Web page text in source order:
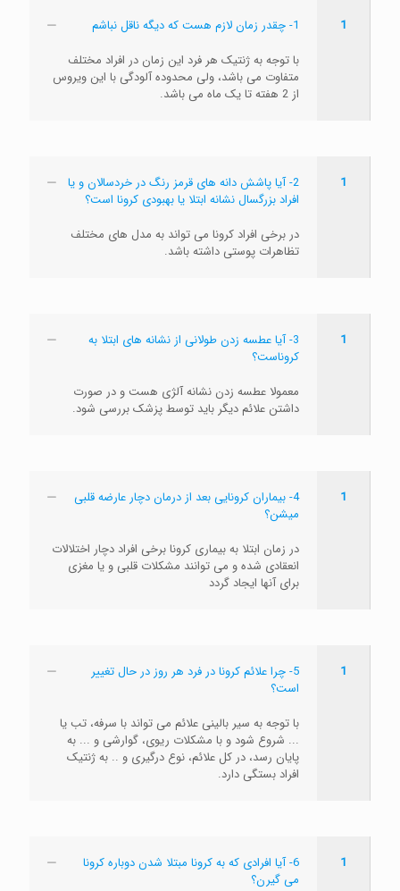
1
1- چقدر زمان لازم هست که دیگه ناقل نباشم
با توجه به ژنتیک هر فرد این زمان در افراد مختلف
متفاوت می باشد، ولی محدوده آلودگی با این ویروس
از 2 هفته تا یک ماه می باشد.
1
2- آیا پاشش دانه های قرمز رنگ در خردسالان و یا
افراد بزرگسال نشانه ابتلا یا بهبودی کرونا است؟
در برخی افراد کرونا می تواند به مدل های مختلف
تظاهرات پوستی داشته باشد.
1
3- آیا عطسه زدن طولانی از نشانه های ابتلا به
کروناست؟
معمولا عطسه زدن نشانه آلژی هست و در صورت
داشتن علائم دیگر باید توسط پزشک بررسی شود.
1
4- بیماران کرونایی بعد از درمان دچار عارضه قلبی
میشن؟
در زمان ابتلا به بیماری کرونا برخی افراد دچار اختلالات
انعقادی شده و می توانند مشکلات قلبی و یا مغزی
برای آنها ایجاد گردد
1
5- چرا علائم کرونا در فرد هر روز در حال تغییر
است؟
با توجه به سیر بالینی علائم می تواند با سرفه، تب یا
... شروع شود و با مشکلات ریوی، گوارشی و ... به
پایان رسد، در کل علائم، نوع درگیری و .. به ژنتیک
افراد بستگی دارد.
1
6- آیا افرادی که به کرونا مبتلا شدن دوباره کرونا
می گیرن؟